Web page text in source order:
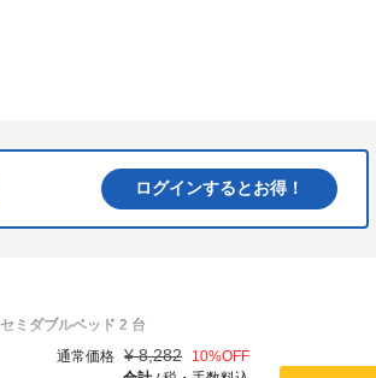
ログインするとお得！
セミダブルベッド 2 台
通常価格 ¥ 8,282 10%OFF